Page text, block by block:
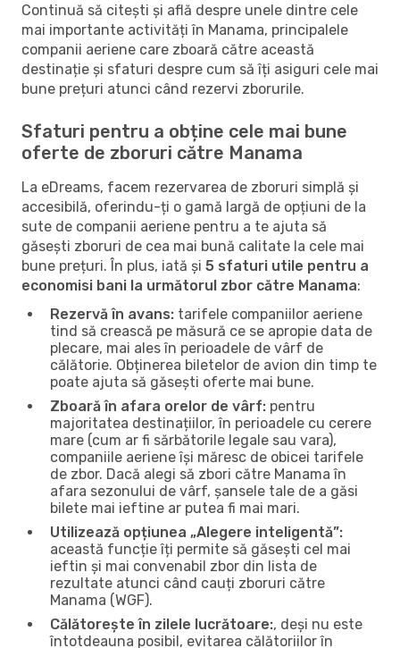
Continuă să citești și află despre unele dintre cele
mai importante activități în Manama, principalele
companii aeriene care zboară către această
destinație și sfaturi despre cum să îți asiguri cele mai
bune prețuri atunci când rezervi zborurile.
Sfaturi pentru a obține cele mai bune
oferte de zboruri către Manama
La eDreams, facem rezervarea de zboruri simplă și
accesibilă, oferindu-ți o gamă largă de opțiuni de la
sute de companii aeriene pentru a te ajuta să
găsești zboruri de cea mai bună calitate la cele mai
bune prețuri. În plus, iată și 5 sfaturi utile pentru a
economisi bani la următorul zbor către Manama:
Rezervă în avans: tarifele companiilor aeriene
tind să crească pe măsură ce se apropie data de
plecare, mai ales în perioadele de vârf de
călătorie. Obținerea biletelor de avion din timp te
poate ajuta să găsești oferte mai bune.
Zboară în afara orelor de vârf: pentru
majoritatea destinațiilor, în perioadele cu cerere
mare (cum ar fi sărbătorile legale sau vara),
companiile aeriene își măresc de obicei tarifele
de zbor. Dacă alegi să zbori către Manama în
afara sezonului de vârf, șansele tale de a găsi
bilete mai ieftine ar putea fi mai mari.
Utilizează opțiunea „Alegere inteligentă”:
această funcție îți permite să găsești cel mai
ieftin și mai convenabil zbor din lista de
rezultate atunci când cauți zboruri către
Manama (WGF).
Călătorește în zilele lucrătoare:, deși nu este
întotdeauna posibil, evitarea călătoriilor în